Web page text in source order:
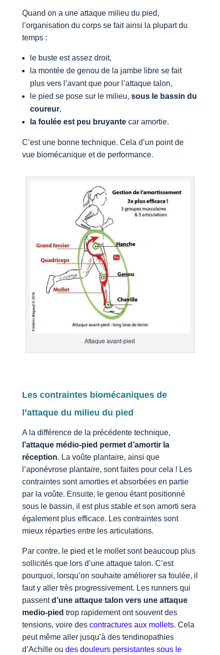
Quand on a une attaque milieu du pied,
l’organisation du corps se fait ainsi la plupart du
temps :
le buste est assez droit,
la montée de genou de la jambe libre se fait
plus vers l’avant que pour l’attaque talon,
le pied se pose sur le milieu, sous le bassin du
coureur,
la foulée est peu bruyantecar amortie.
C’est une bonne technique. Cela d’un point de
vue biomécanique et de performance.
Attaque avant-pied
Les contraintes biomécaniques de
l’attaque du milieu du pied
A la différence de la précédente technique,
l’attaque médio-pied permet d’amortir la
réception. La voûte plantaire, ainsi que
l’aponévrose plantaire, sont faites pour cela ! Les
contraintes sont amorties et absorbées en partie
par la voûte. Ensuite, le genou étant positionné
sous le bassin, il est plus stable et son amorti sera
également plus efficace. Les contraintes sont
mieux réparties entre les articulations.
Par contre, le pied et le mollet sont beaucoup plus
sollicités que lors d’une attaque talon. C’est
pourquoi, lorsqu’on souhaite améliorer sa foulée, il
faut y aller très progressivement. Les runners qui
passentd’une attaque talon vers une attaque
medio-pied trop rapidement ont souvent des
tensions, voire des contractures aux mollets. Cela
peut même aller jusqu’à des tendinopathies
d’Achille ou des douleurs persistantes sous le